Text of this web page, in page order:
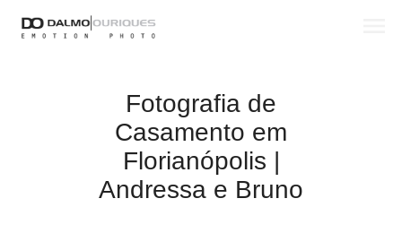
Fotografia de
Casamento em
Florianópolis |
Andressa e Bruno